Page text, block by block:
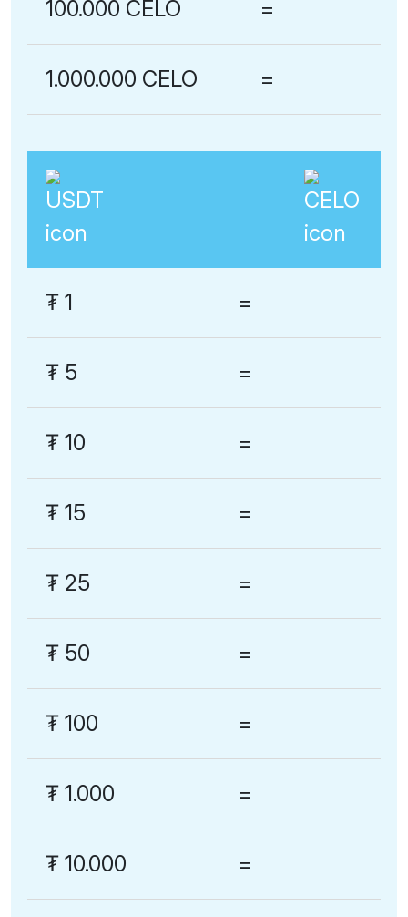
100.000 CELO =
1.000.000 CELO =
₮ 1 =
₮ 5 =
₮ 10 =
₮ 15 =
₮ 25 =
₮ 50 =
₮ 100 =
₮ 1.000 =
₮ 10.000 =